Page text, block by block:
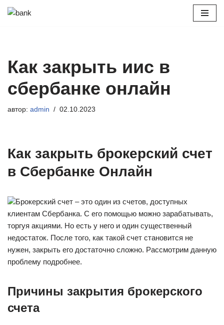
Как закрыть иис в
сбербанке онлайн
автор: admin 02.10.2023
Как закрыть брокерский счет
в Сбербанке Онлайн
Брокерский счет – это один из счетов, доступных
клиентам Сбербанка. С его помощью можно зарабатывать,
торгуя акциями. Но есть у него и один существенный
недостаток. После того, как такой счет становится не
нужен, закрыть его достаточно сложно. Рассмотрим данную
проблему подробнее.
Причины закрытия брокерского
счета